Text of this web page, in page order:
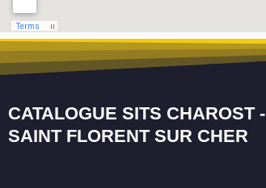
CATALOGUE SITS CHAROST -
SAINT FLORENT SUR CHER